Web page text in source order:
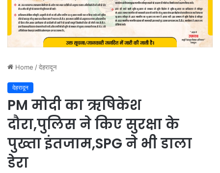
Home /देहरादून
देहरादून
PM मोदी का ऋषिकेश
दौरा,पुलिस ने किए सुरक्षा के
पुख्ता इंतजाम,SPG ने भी डाला
डेरा